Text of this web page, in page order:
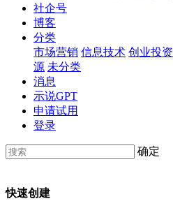
社企号
博客
分类
市场营销 信息技术 创业投资
源 未分类
消息
示说GPT
申请试用
登录
确定
快速创建